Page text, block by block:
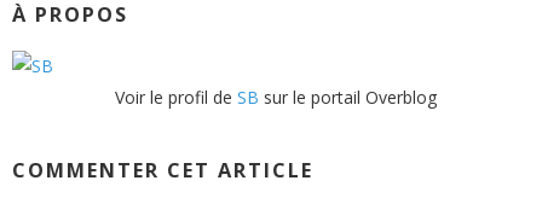
À PROPOS
Voir le profil de SB sur le portail Overblog
COMMENTER CET ARTICLE